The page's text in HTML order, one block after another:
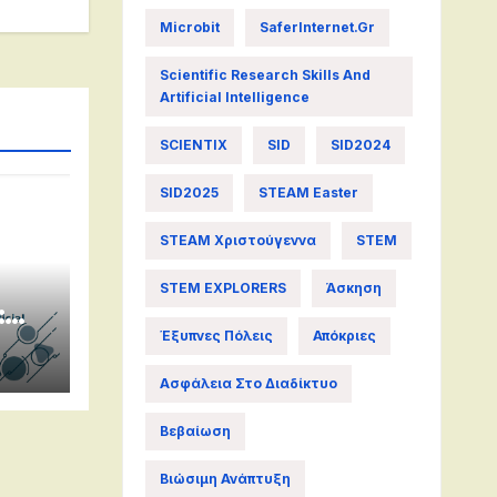
Microbit SaferInternet.gr
Scientific Research Skills And
Artificial Intelligence
SCIENTIX SID SID2024
SID2025 STEAM Easter
STEAM Χριστούγεννα STEM
STEM EXPLORERS Άσκηση
Έξυπνες Πόλεις Απόκριες
Ασφάλεια Στο Διαδίκτυο
Βεβαίωση
Βιώσιμη Ανάπτυξη